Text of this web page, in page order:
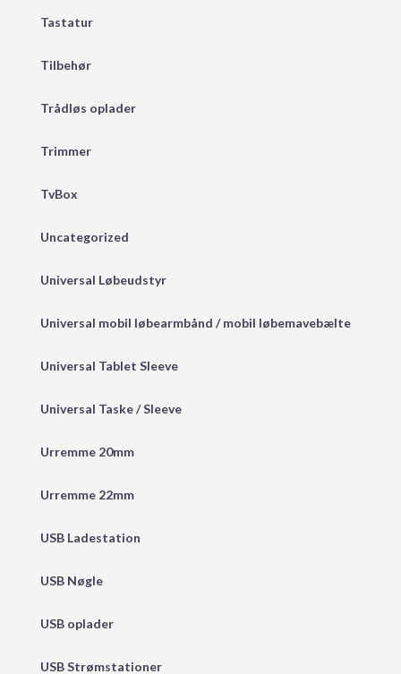
Tastatur
Tilbehør
Trådløs oplader
Trimmer
TvBox
Uncategorized
Universal Løbeudstyr
Universal mobil løbearmbånd / mobil løbemavebælte
Universal Tablet Sleeve
Universal Taske / Sleeve
Urremme 20mm
Urremme 22mm
USB Ladestation
USB Nøgle
USB oplader
USB Strømstationer